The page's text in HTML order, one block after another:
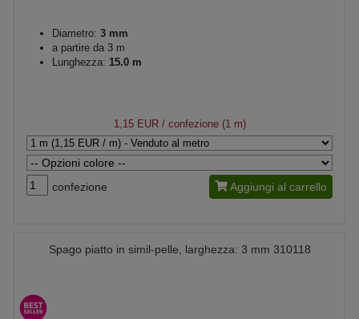
Diametro: 3 mm
a partire da 3 m
Lunghezza: 15.0 m
1,15 EUR/ confezione (1 m)
confezione Aggiungi al carrello
Spago piatto in simil-pelle, larghezza: 3 mm 310118